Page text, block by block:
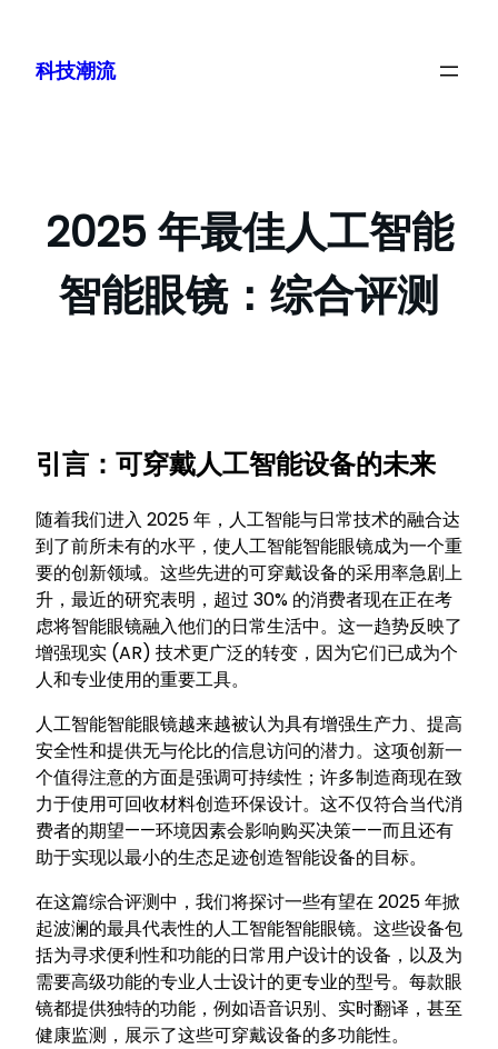
科技潮流
2025 年最佳人工智能
智能眼镜：综合评测
引言：可穿戴人工智能设备的未来
随着我们进入 2025 年，人工智能与日常技术的融合达
到了前所未有的水平，使人工智能智能眼镜成为一个重
要的创新领域。这些先进的可穿戴设备的采用率急剧上
升，最近的研究表明，超过 30% 的消费者现在正在考
虑将智能眼镜融入他们的日常生活中。这一趋势反映了
增强现实 (AR) 技术更广泛的转变，因为它们已成为个
人和专业使用的重要工具。
人工智能智能眼镜越来越被认为具有增强生产力、提高
安全性和提供无与伦比的信息访问的潜力。这项创新一
个值得注意的方面是强调可持续性；许多制造商现在致
力于使用可回收材料创造环保设计。这不仅符合当代消
费者的期望——环境因素会影响购买决策——而且还有
助于实现以最小的生态足迹创造智能设备的目标。
在这篇综合评测中，我们将探讨一些有望在 2025 年掀
起波澜的最具代表性的人工智能智能眼镜。这些设备包
括为寻求便利性和功能的日常用户设计的设备，以及为
需要高级功能的专业人士设计的更专业的型号。每款眼
镜都提供独特的功能，例如语音识别、实时翻译，甚至
健康监测，展示了这些可穿戴设备的多功能性。